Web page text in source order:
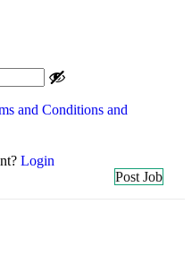
and Conditions and
Login
Post Job